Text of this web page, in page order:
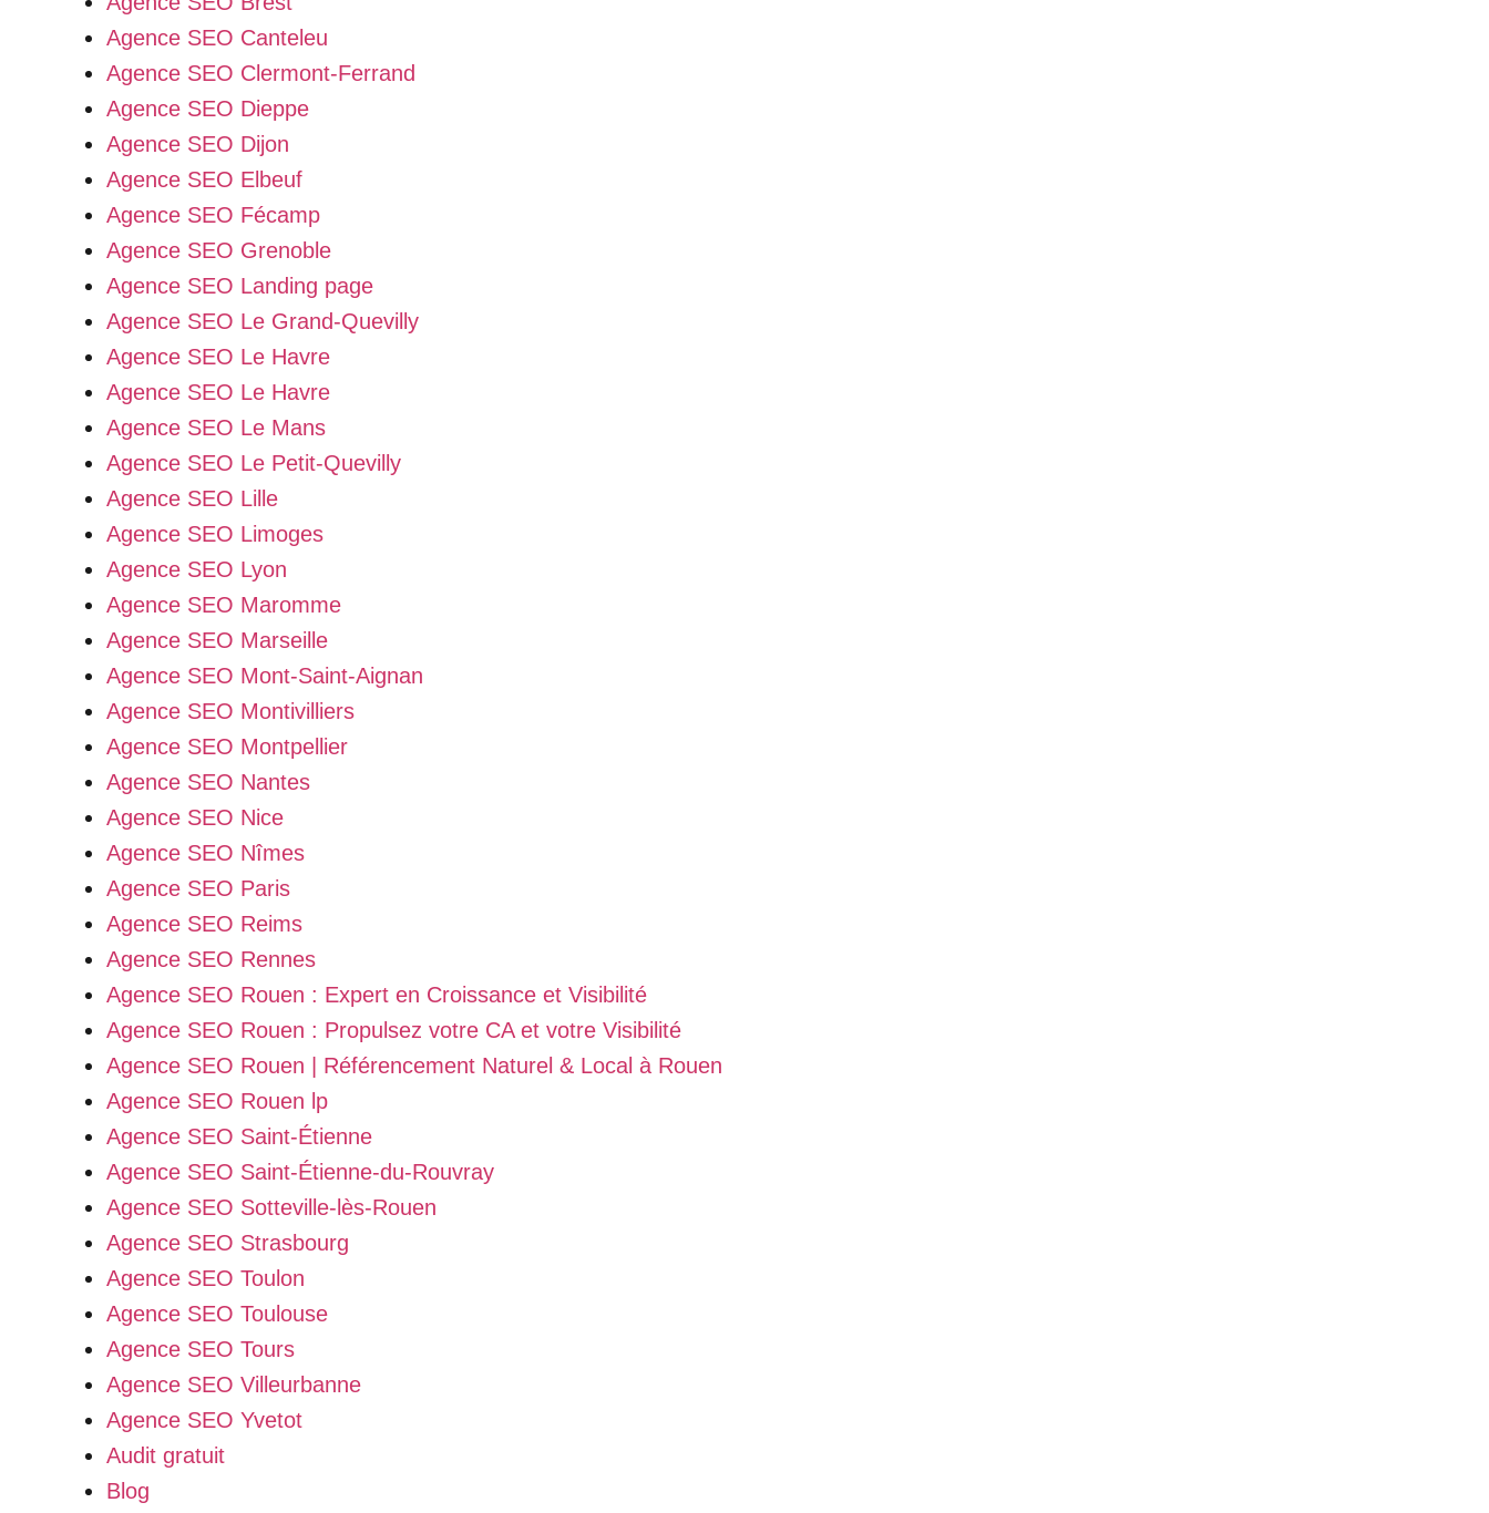
Agence SEO Canteleu
Agence SEO Clermont-Ferrand
Agence SEO Dieppe
Agence SEO Dijon
Agence SEO Elbeuf
Agence SEO Fécamp
Agence SEO Grenoble
Agence SEO Landing page
Agence SEO Le Grand-Quevilly
Agence SEO Le Havre
Agence SEO Le Havre
Agence SEO Le Mans
Agence SEO Le Petit-Quevilly
Agence SEO Lille
Agence SEO Limoges
Agence SEO Lyon
Agence SEO Maromme
Agence SEO Marseille
Agence SEO Mont-Saint-Aignan
Agence SEO Montivilliers
Agence SEO Montpellier
Agence SEO Nantes
Agence SEO Nice
Agence SEO Nîmes
Agence SEO Paris
Agence SEO Reims
Agence SEO Rennes
Agence SEO Rouen : Expert en Croissance et Visibilité
Agence SEO Rouen : Propulsez votre CA et votre Visibilité
Agence SEO Rouen | Référencement Naturel & Local à Rouen
Agence SEO Rouen lp
Agence SEO Saint-Étienne
Agence SEO Saint-Étienne-du-Rouvray
Agence SEO Sotteville-lès-Rouen
Agence SEO Strasbourg
Agence SEO Toulon
Agence SEO Toulouse
Agence SEO Tours
Agence SEO Villeurbanne
Agence SEO Yvetot
Audit gratuit
Blog